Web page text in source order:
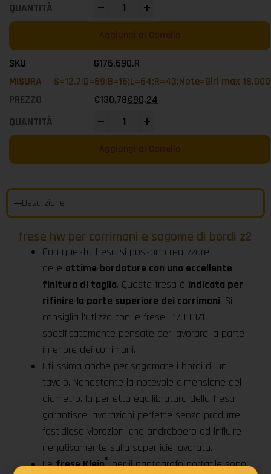
Aggiungi al Carrello
G176.690.R
S=12.7;D=69;B=16;L=64;R=43;Note=Giri max 18.000
€130,78€90,24
Aggiungi al Carrello
Descrizione
frese hw per corrimani e sagome di bordi z2
Con questa fresa si possono realizzare
delle ottime bordature con una eccellente
finitura di taglio. Questa fresa è indicata per
rifinire la parte superiore dei corrimani. Si
consiglia l'utlizzo con le frese E170-E171
specificatamente pensate per lavorare la parte
inferiore dei corrimani.
Utilissima anche per sagomare i bordi di un
tavolo. Nonostante la notevole dimensione del
diametro. la perfetta equilibratura della fresa
garantisce lavorazioni perfette senza produrre
fastidiose vibrazioni che andrebbero ad influire
negativamente sulla superficie lavorata.
Lefrese Klein®per il pantografo portatile sono